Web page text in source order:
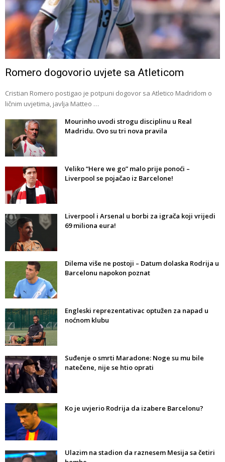
Romero dogovorio uvjete sa Atleticom
Cristian Romero postigao je potpuni dogovor sa Atletico Madridom o
ličnim uvjetima, javlja Matteo …
Mourinho uvodi strogu disciplinu u Real
Madridu. Ovo su tri nova pravila
Veliko “Here we go” malo prije ponoći –
Liverpool se pojačao iz Barcelone!
Liverpool i Arsenal u borbi za igrača koji vrijedi
69 miliona eura!
Dilema više ne postoji – Datum dolaska Rodrija u
Barcelonu napokon poznat
Engleski reprezentativac optužen za napad u
noćnom klubu
Suđenje o smrti Maradone: Noge su mu bile
natečene, nije se htio oprati
Ko je uvjerio Rodrija da izabere Barcelonu?
Ulazim na stadion da raznesem Mesija sa četiri